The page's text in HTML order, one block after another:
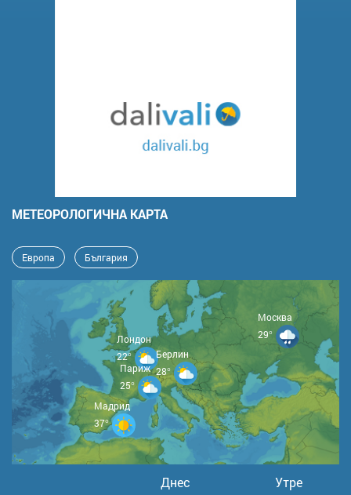
MЕТЕОРОЛОГИЧНА КАРТА
Европа България
Лондон
22°
Берлин
28°
Мадрид
37°
Париж
25°
Москва
29°
Днес Утре